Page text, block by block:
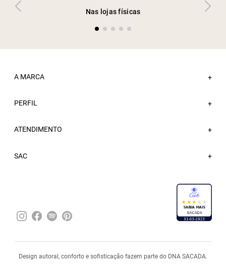
Nas lojas físicas
A MARCA +
Sobre a Sacada
Trabalhe Conosco
PERFIL +
Minha Conta
ATENDIMENTO +
Fale Conosco
Trocas e Devoluções
Pagamentos
SAC
Design autoral, conforto e sofisticação fazem parte do DNA SACADA.